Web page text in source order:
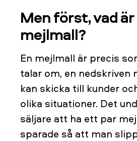
Men först, vad
mejlmall?
En mejlmall är precis
talar om, en nedskriven
kan skicka till kunder
olika situationer. Det
säljare att ha ett par
sparade så att man